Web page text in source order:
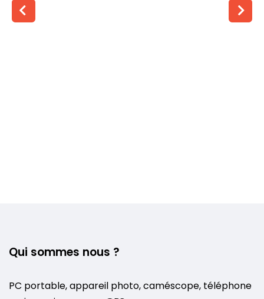
Qui sommes nous ?
PC portable, appareil photo, caméscope, téléphone